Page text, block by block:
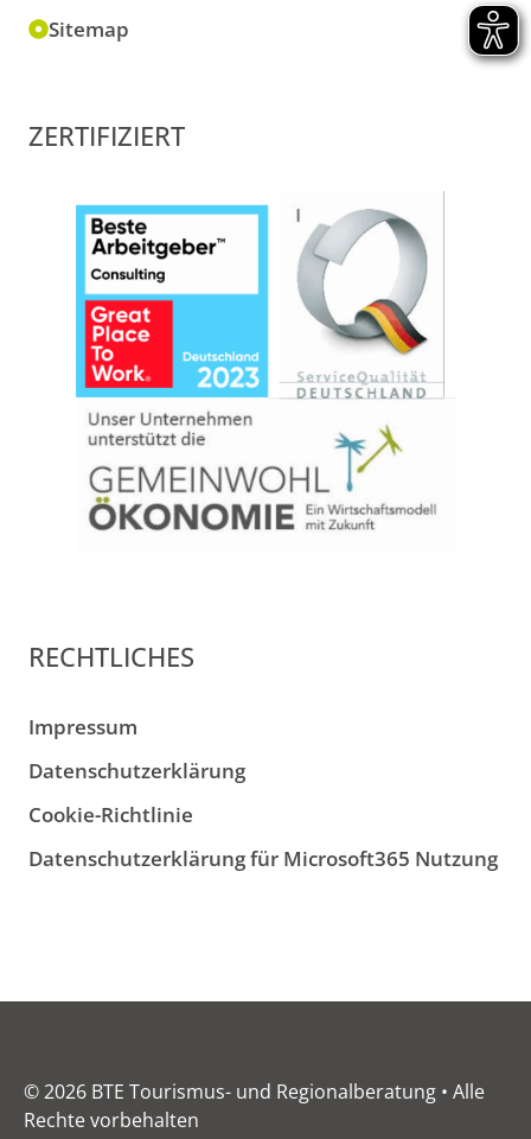
Sitemap
ZERTIFIZIERT
RECHTLICHES
Impressum
Datenschutzerklärung
Cookie-Richtlinie
Datenschutzerklärung für Microsoft365 Nutzung
© 2026 BTE Tourismus- und Regionalberatung • Alle
Rechte vorbehalten